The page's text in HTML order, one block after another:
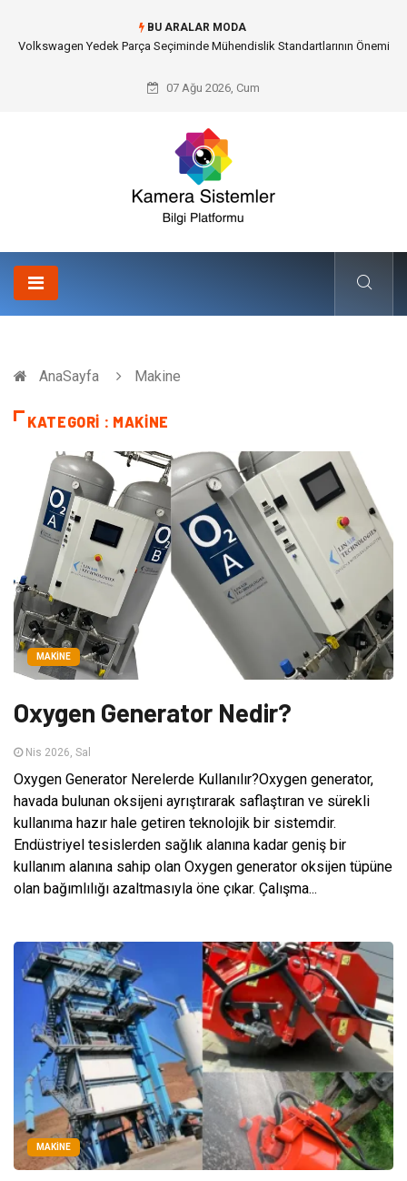
BU ARALAR MODA
Düğün Fotoğrafçısı Seçimiyle Geleceğe Nasıl Bir Miras Bırakacaksınız?
07 Ağu 2026, Cum
AnaSayfa Makine
KATEGORI : MAKINE
MAKINE
Oxygen Generator Nedir?
Nis 2026, Sal
Oxygen Generator Nerelerde Kullanılır?Oxygen generator,
havada bulunan oksijeni ayrıştırarak saflaştıran ve sürekli
kullanıma hazır hale getiren teknolojik bir sistemdir.
Endüstriyel tesislerden sağlık alanına kadar geniş bir
kullanım alanına sahip olan Oxygen generator oksijen tüpüne
olan bağımlılığı azaltmasıyla öne çıkar. Çalışma...
MAKINE